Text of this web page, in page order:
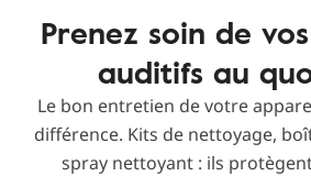
Prenez soin de
auditifs au
Le bon entretien de votre
différence. Kits de nettoyage,
spray nettoyant : ils